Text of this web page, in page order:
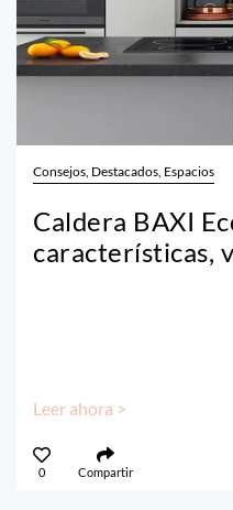
Consejos, Destacados, Espacios
Caldera BAXI
características,
Leer ahora >
0 Compartir